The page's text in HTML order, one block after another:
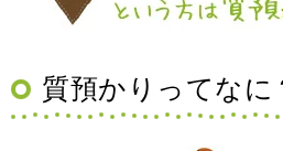
やすくとても良い時間になりまし
本当に有難う御座います!!
質預かりってなに